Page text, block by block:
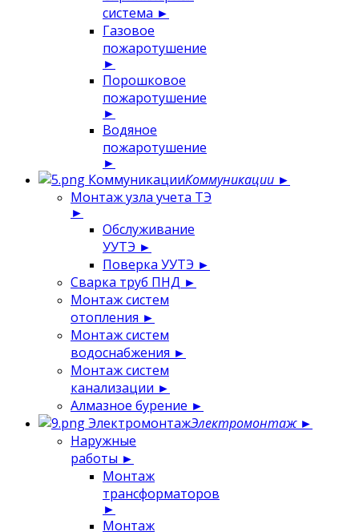
система ►
Газовое
пожаротушение
►
Порошковое
пожаротушение
►
Водяное
пожаротушение
►
КоммуникацииКоммуникации ►
Монтаж узла учета ТЭ
►
Обслуживание
УУТЭ ►
Поверка УУТЭ ►
Сварка труб ПНД ►
Монтаж систем
отопления ►
Монтаж систем
водоснабжения ►
Монтаж систем
канализации ►
Алмазное бурение ►
ЭлектромонтажЭлектромонтаж ►
Наружные
работы ►
Монтаж
трансформаторов
►
Монтаж